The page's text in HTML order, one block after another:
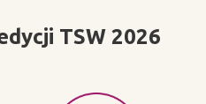
TSW 2026